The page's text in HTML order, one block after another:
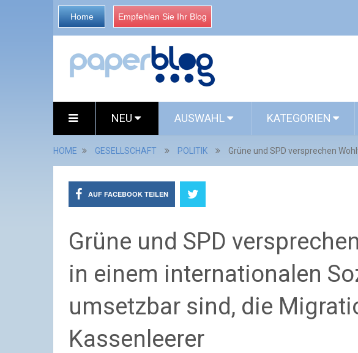
Home Empfehlen Sie Ihr Blog
NEU AUSWAHL KATEGORIEN
HOME GESELLSCHAFT POLITIK Grüne und SPD versprechen
AUF FACEBOOK TEILEN
Grüne und SPD
in einem internationalen
umsetzbar sind, die
Kassenleerer